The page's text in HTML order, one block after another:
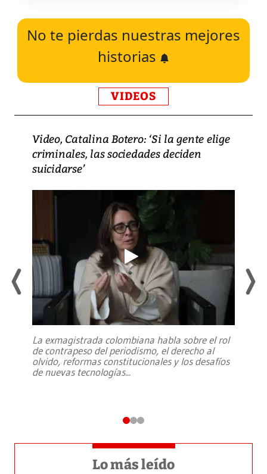
No te pierdas nuestras mejores
historias
VIDEOS
Video, Catalina Botero: ‘Si la gente elige
criminales, las sociedades deciden
suicidarse’
La exmagistrada colombiana habla sobre el rol
de contrapeso del periodismo, el derecho al
olvido, reformas constitucionales y los desafíos
de nuevas tecnologías...
Lo más leído